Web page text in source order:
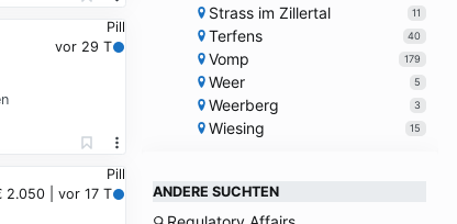
Pill
vor 29 T
Pill
2.050 | vor 17 T
Strass im Zillertal 11
Terfens 40
Vomp 179
Weer 5
Weerberg 3
Wiesing 15
ANDERE SUCHTEN